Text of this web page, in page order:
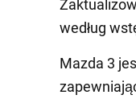
według
Mazda 3